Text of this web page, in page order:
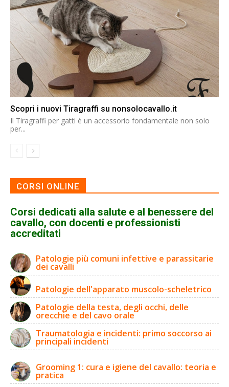
Scopri i nuovi Tiragraffi su nonsolocavallo.it
Il Tiragraffi per gatti è un accessorio fondamentale non solo
per...
CORSI ONLINE
Corsi dedicati alla salute e al benessere del
cavallo, con docenti e professionisti
accreditati
Patologie più comuni infettive e parassitarie
dei cavalli
Patologie dell'apparato muscolo-scheletrico
Patologie della testa, degli occhi, delle
orecchie e del cavo orale
Traumatologia e incidenti: primo soccorso ai
principali incidenti
Grooming 1: cura e igiene del cavallo: teoria e
pratica